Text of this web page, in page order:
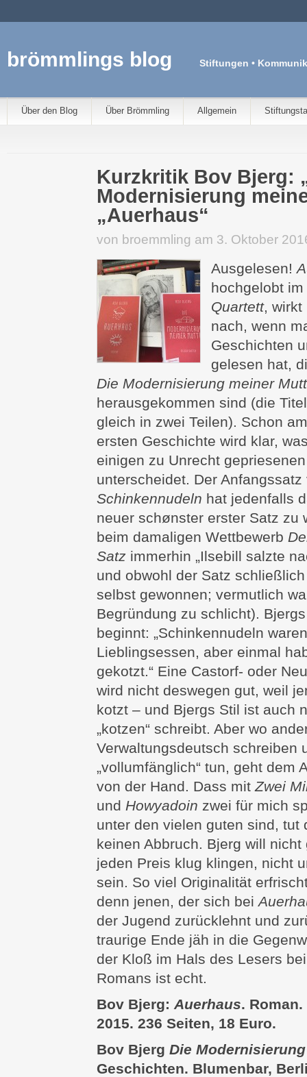
brömmlings blog Stiftungen •
Über den Blog Über Brömmling Allgemein
Kurzkritik Bov Bjerg:
Modernisierung
„Auerhaus“
von broemmling am 3. Oktober
Ausgelesen!
hochgelobt im
Quartett, wirkt
nach, wenn
Geschichten
gelesen hat,
Die Modernisierung meiner
herausgekommen sind (die
gleich in zwei Teilen). Schon
ersten Geschichte wird klar,
einigen zu Unrecht
unterscheidet. Der Anfangssatz
Schinkennudeln hat jedenfalls
neuer schønster erster Satz zu
beim damaligen Wettbewerb
Satz immerhin „Ilsebill salzte
und obwohl der Satz
selbst gewonnen; vermutlich
Begründung zu schlicht).
beginnt: „Schinkennudeln
Lieblingsessen, aber einmal
gekotzt.“ Eine Castorf- oder
wird nicht deswegen gut, weil
kotzt – und Bjergs Stil ist auch
„kotzen“ schreibt. Aber wo
Verwaltungsdeutsch schreiben
„vollumfänglich“ tun, geht dem
von der Hand. Dass mit Zwei
und Howyadoin zwei für mich
unter den vielen guten sind, tut
keinen Abbruch. Bjerg will
jeden Preis klug klingen, nicht
sein. So viel Originalität
denn jenen, der sich bei
der Jugend zurücklehnt und
traurige Ende jäh in die
der Kloß im Hals des Lesers
Romans ist echt.
Bov Bjerg: Auerhaus.
2015. 236 Seiten, 18 Euro.
Bov Bjerg Die
Geschichten. Blumenbar,